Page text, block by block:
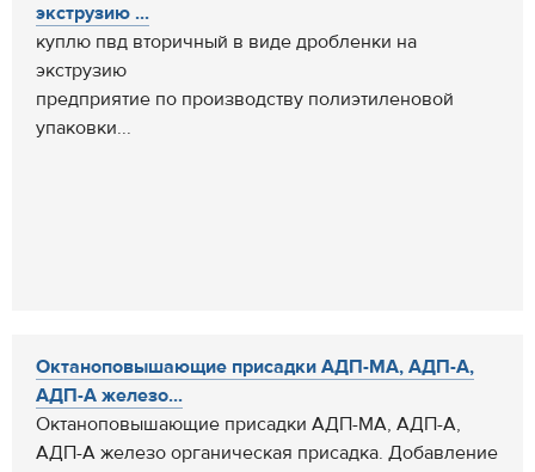
экструзию ...
куплю пвд вторичный в виде дробленки на
экструзию
предприятие по производству полиэтиленовой
упаковки...
Октаноповышающие присадки АДП-МА, АДП-А,
АДП-А железо...
Октаноповышающие присадки АДП-МА, АДП-А,
АДП-А железо органическая присадка. Добавление